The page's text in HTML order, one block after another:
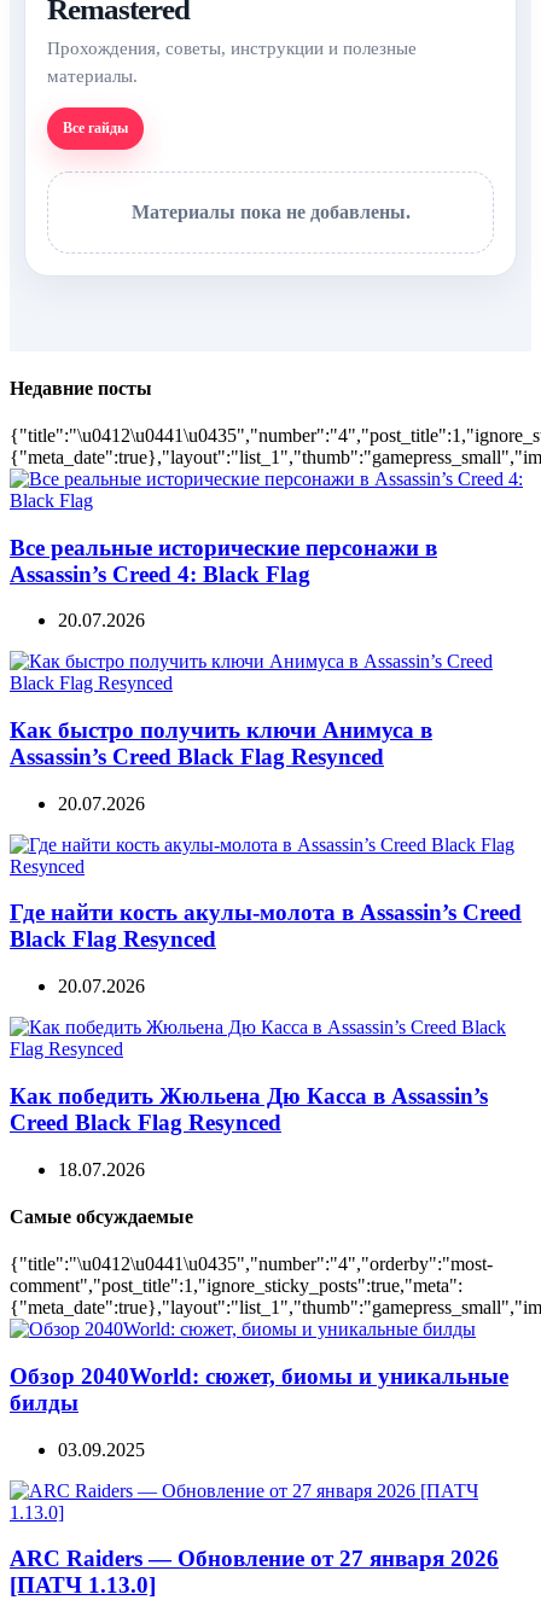
Remastered
Прохождения, советы, инструкции и полезные
материалы.
Все гайды
Материалы пока не добавлены.
Недавние посты
Все реальные исторические персонажи в
Assassin’s Creed 4: Black Flag
20.07.2026
Как быстро получить ключи Анимуса в
Assassin’s Creed Black Flag Resynced
20.07.2026
Где найти кость акулы-молота в Assassin’s Creed
Black Flag Resynced
20.07.2026
Как победить Жюльена Дю Касса в Assassin’s
Creed Black Flag Resynced
18.07.2026
Самые обсуждаемые
{"title":"\u0412\u0441\u0435","number":"4","orderby":"most-
comment","post_title":1,"ignore_sticky_posts":true,"meta":
Обзор 2040World: сюжет, биомы и уникальные
билды
03.09.2025
ARC Raiders — Обновление от 27 января 2026
[ПАТЧ 1.13.0]